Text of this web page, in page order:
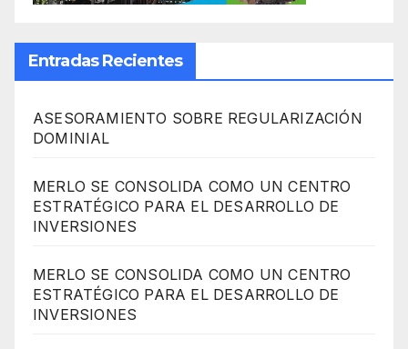
Entradas Recientes
ASESORAMIENTO SOBRE REGULARIZACIÓN
DOMINIAL
MERLO SE CONSOLIDA COMO UN CENTRO
ESTRATÉGICO PARA EL DESARROLLO DE
INVERSIONES
MERLO SE CONSOLIDA COMO UN CENTRO
ESTRATÉGICO PARA EL DESARROLLO DE
INVERSIONES